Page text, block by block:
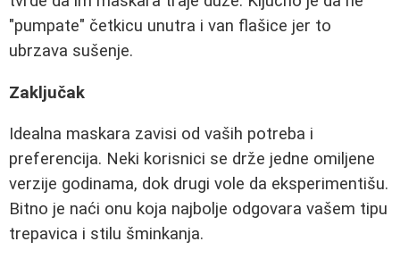
"pumpate" četkicu unutra i van flašice jer to
ubrzava sušenje.
Zaključak
Idealna maskara zavisi od vaših potreba i
preferencija. Neki korisnici se drže jedne omiljene
verzije godinama, dok drugi vole da eksperimentišu.
Bitno je naći onu koja najbolje odgovara vašem tipu
trepavica i stilu šminkanja.